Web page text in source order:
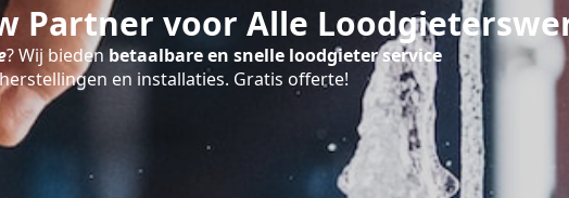
Partner voor Alle
? Wij bieden betaalbare en snelle loodgieter service
en installaties. Gratis offerte!